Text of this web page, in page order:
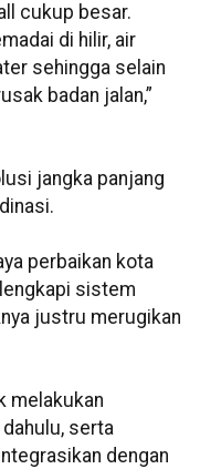
cukup besar.
di hilir, air
sehingga selain
badan jalan,”
jangka panjang
perbaikan kota
sistem
justru merugikan
melakukan
serta
dengan